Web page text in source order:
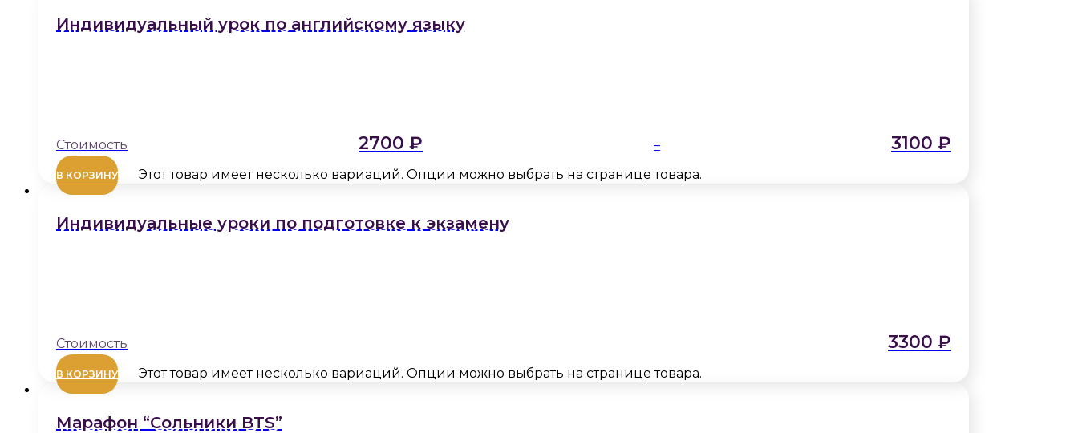
Индивидуальный урок по английскому языку
2700 ₽ – 3100 ₽
В КОРЗИНУ Этот товар имеет несколько вариаций. Опции можно выбрать на странице товара.
Индивидуальные уроки по подготовке к экзамену
3300 ₽
В КОРЗИНУ Этот товар имеет несколько вариаций. Опции можно выбрать на странице товара.
Марафон “Сольники BTS”